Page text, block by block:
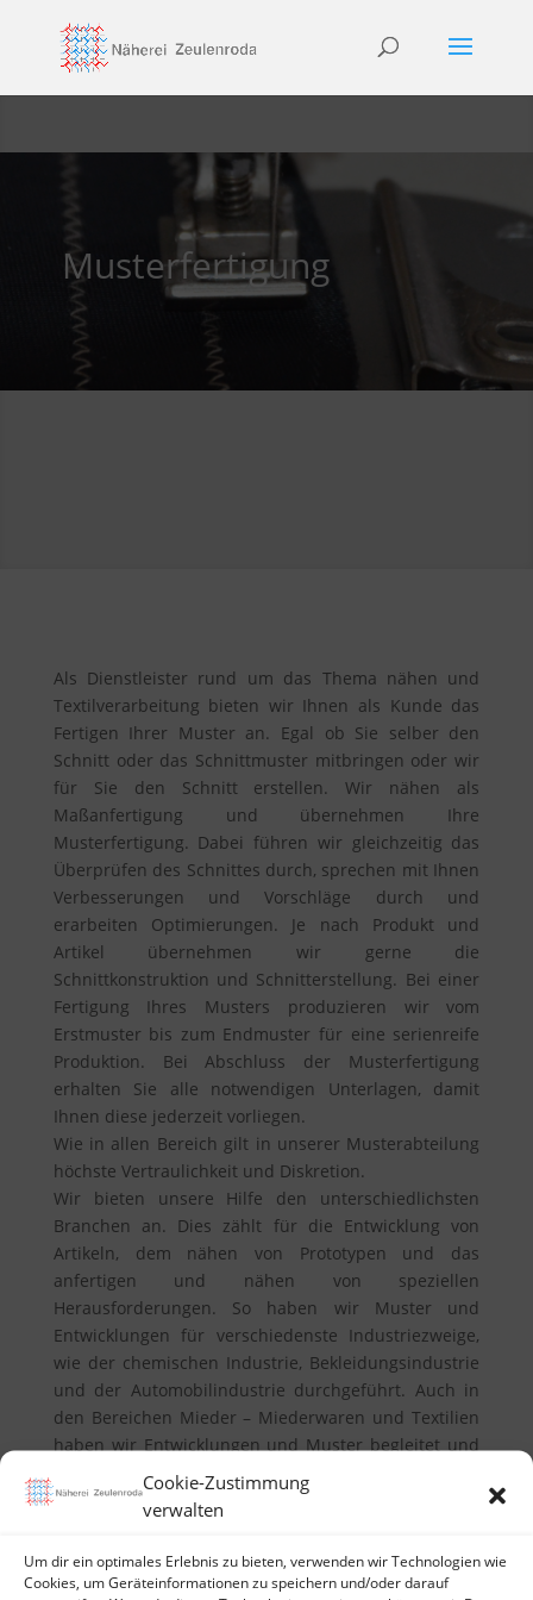
Cookie-Zustimmung
verwalten
Um dir ein optimales Erlebnis zu bieten, verwenden wir Technologien wie
Cookies, um Geräteinformationen zu speichern und/oder darauf
Musterfertigung
Als Dienstleister rund um das Thema nähen und
Textilverarbeitung bieten wir Ihnen als Kunde das
Fertigen Ihrer Muster an. Egal ob Sie selber den
Schnitt oder das Schnittmuster mitbringen oder wir
für Sie den Schnitt erstellen. Wir nähen als
Maßanfertigung und übernehmen Ihre
Musterfertigung. Dabei führen wir gleichzeitig das
Überprüfen des Schnittes durch, sprechen mit Ihnen
Verbesserungen und Vorschläge durch und
erarbeiten Optimierungen. Je nach Produkt und
Artikel übernehmen wir gerne die
Schnittkonstruktion und Schnitterstellung. Bei einer
Fertigung Ihres Musters produzieren wir vom
Erstmuster bis zum Endmuster für eine serienreife
Produktion. Bei Abschluss der Musterfertigung
erhalten Sie alle notwendigen Unterlagen, damit
Ihnen diese jederzeit vorliegen.
Wie in allen Bereich gilt in unserer Musterabteilung
höchste Vertraulichkeit und Diskretion.
Wir bieten unsere Hilfe den unterschiedlichsten
Branchen an. Dies zählt für die Entwicklung von
Artikeln, dem nähen von Prototypen und das
anfertigen und nähen von speziellen
Herausforderungen. So haben wir Muster und
Entwicklungen für verschiedenste Industriezweige,
wie der chemischen Industrie, Bekleidungsindustrie
und der Automobilindustrie durchgeführt. Auch in
den Bereichen Mieder – Miederwaren und Textilien
haben wir Entwicklungen und Muster begleitet und
mitentwickelt.
gestreuten Maschinenpark vermögen wir unseren
Kunden verschiedene Möglichkeiten in der